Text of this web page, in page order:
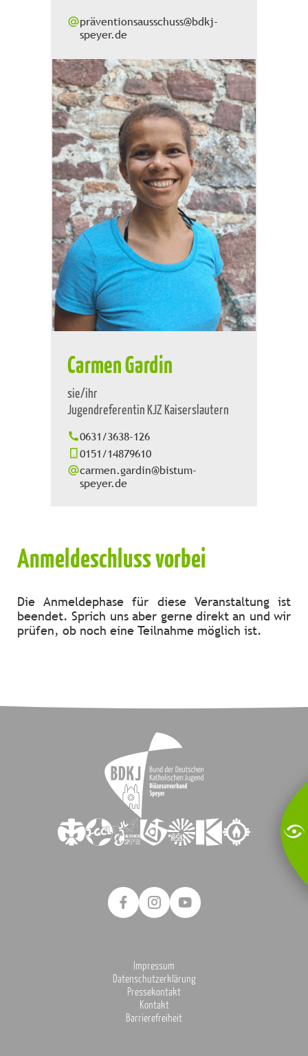
präventionsausschuss@bdkj-
speyer.de
Carmen Gardin
sie/ihr
Jugendreferentin KJZ Kaiserslautern
0631/3638-126
0151/14879610
carmen.gardin@bistum-
speyer.de
Anmeldeschluss vorbei
Die Anmeldephase für diese Veranstaltung ist
beendet. Sprich uns aber gerne direkt an und wir
prüfen, ob noch eine Teilnahme möglich ist.
Impressum
Datenschutzerklärung
Pressekontakt
Kontakt
Barrierefreiheit